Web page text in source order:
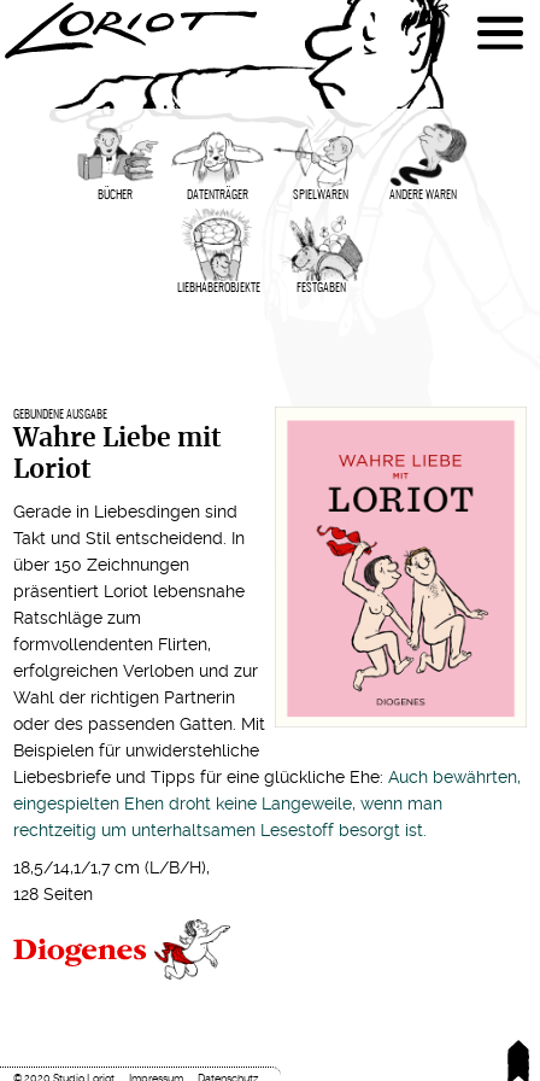
BÜCHER DATENTRÄGER SPIELWAREN ANDERE WAREN
LIEBHABER­OBJEKTE FESTGABEN
GEBUNDENE AUSGABE
Wahre Liebe mit
Loriot
Gerade in Liebesdingen sind
Takt und Stil entscheidend. In
über 150 Zeichnungen
präsentiert Loriot lebensnahe
Ratschläge zum
formvollendenten Flirten,
erfolgreichen Verloben und zur
Wahl der richtigen Partnerin
oder des passenden Gatten. Mit
Beispielen für unwiderstehliche
Liebesbriefe und Tipps für eine glückliche Ehe:Auch bewährten,
eingespielten Ehen droht keine Langeweile, wenn man
rechtzeitig um unterhaltsamen Lesestoff besorgt ist.
18,5/14,1/1,7 cm (L/B/H),
128 Seiten